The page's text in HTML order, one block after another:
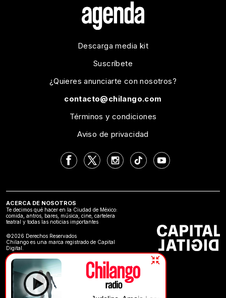
Descarga media kit
Suscríbete
¿Quieres anunciarte con nosotros?
contacto@chilango.com
Términos y condiciones
Aviso de privacidad
ACERCA DE NOSOTROS
Te decimos qué hacer en la Ciudad de México:
comida, antros, bares, música, cine, cartelera
teatral y todas las noticias importantes
©2026 Derechos Reservados
Chilango es una marca registrado de Capital
Digital.